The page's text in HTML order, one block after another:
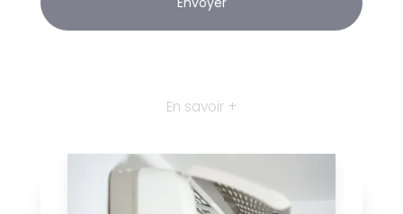
En savoir +